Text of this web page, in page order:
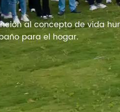
al concepto de vida
para el hogar.